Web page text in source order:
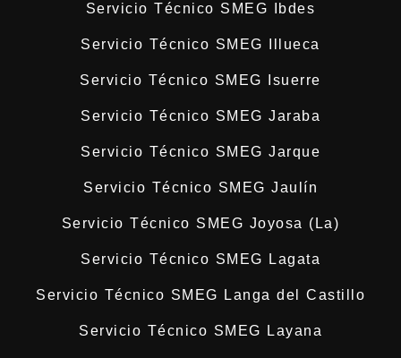
Servicio Técnico SMEG Ibdes
Servicio Técnico SMEG Illueca
Servicio Técnico SMEG Isuerre
Servicio Técnico SMEG Jaraba
Servicio Técnico SMEG Jarque
Servicio Técnico SMEG Jaulín
Servicio Técnico SMEG Joyosa (La)
Servicio Técnico SMEG Lagata
Servicio Técnico SMEG Langa del Castillo
Servicio Técnico SMEG Layana